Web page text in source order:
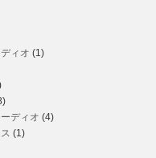
ィオ (1)
ディオ (4)
(1)